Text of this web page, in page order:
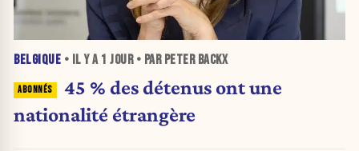
BELGIQUE • IL Y A 1 JOUR• PAR PETER BACKX
45 % des détenus ont une
nationalité étrangère